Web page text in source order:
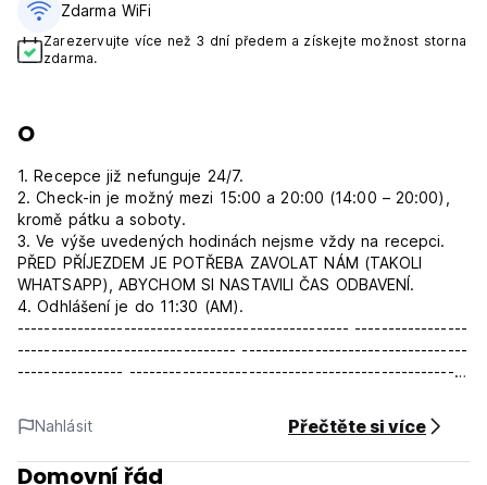
Zdarma WiFi
Zarezervujte více než 3 dní předem a získejte možnost storna
zdarma.
O
1. Recepce již nefunguje 24/7.
2. Check-in je možný mezi 15:00 a 20:00 (14:00 – 20:00),
kromě pátku a soboty.
3. Ve výše uvedených hodinách nejsme vždy na recepci.
PŘED PŘÍJEZDEM JE POTŘEBA ZAVOLAT NÁM (TAKOLI
WHATSAPP), ABYCHOM SI NASTAVILI ČAS ODBAVENÍ.
4. Odhlášení je do 11:30 (AM).
-------------------------------------------------- -----------------
--------------------------------- ----------------------------------
---------------- --------------------------------------------------
Protože jsme byli ve vaší kůži, rozumíme tomu, co v hostelu
hledáte. Poskytneme vám pohodlí a kvalitu za nejnižší
možnou cenu. Velká kuchyně a společenská místnost,
pohodlné postele, bezpečí, ochotný personál a atmosféra,
Nahlásit Přečtěte si více
Domovní řád